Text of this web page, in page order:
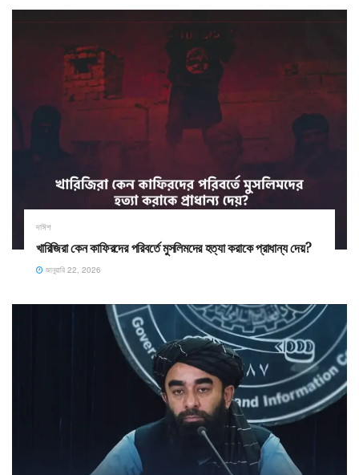
দাঈশ
খারিজিরা কেন কাফিরদের পরিবর্তে মুসলিমদের হত্যা করাকে প্রাধান্য দেয়?
জানুয়ারি 22, 2026